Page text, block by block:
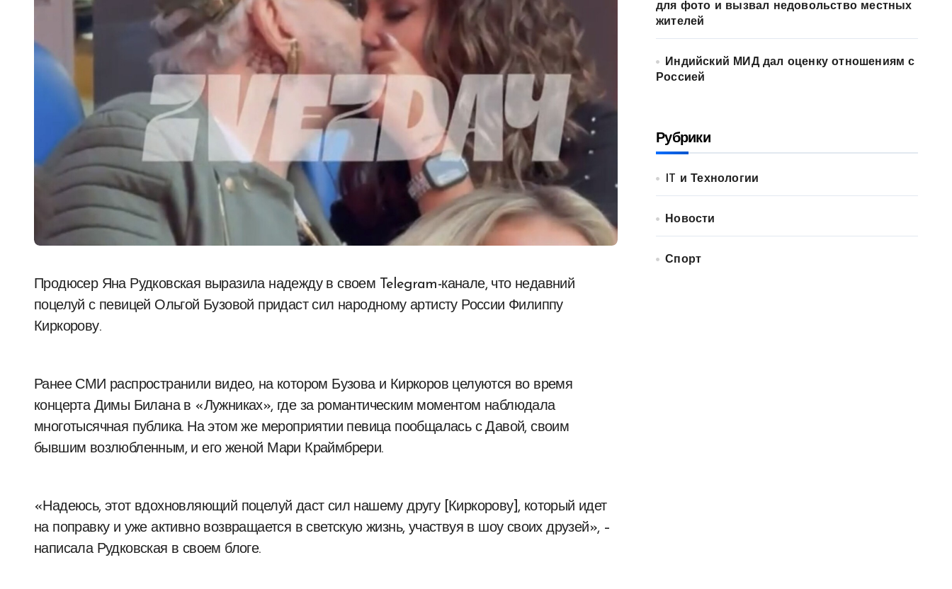
Продюсер Яна Рудковская выразила надежду в своем Telegram-канале, что недавний
поцелуй с певицей Ольгой Бузовой придаст сил народному артисту России Филиппу
Киркорову.
Ранее СМИ распространили видео, на котором Бузова и Киркоров целуются во время
концерта Димы Билана в «Лужниках», где за романтическим моментом наблюдала
многотысячная публика. На этом же мероприятии певица пообщалась с Давой, своим
бывшим возлюбленным, и его женой Мари Краймбрери.
«Надеюсь, этот вдохновляющий поцелуй даст сил нашему другу [Киркорову], который идет
на поправку и уже активно возвращается в светскую жизнь, участвуя в шоу своих друзей», –
написала Рудковская в своем блоге.
для фото и вызвал недовольство местных
жителей
Индийский МИД дал оценку отношениям с
Россией
Рубрики
IT и Технологии
Новости
Спорт